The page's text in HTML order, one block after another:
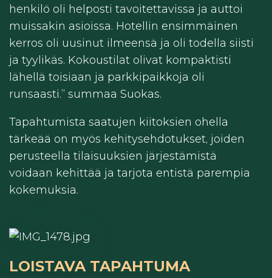
henkilö oli helposti tavoitettavissa ja auttoi
muissakin asioissa. Hotellin ensimmäinen
kerros oli uusinut ilmeensä ja oli todella siisti
ja tyylikäs. Kokoustilat olivat kompaktisti
lähellä toisiaan ja parkkipaikkoja oli
runsaasti.” summaa Suokas.
Tapahtumista saatujen kiitoksien ohella
tärkeää on myös kehitysehdotukset, joiden
perusteella tilaisuuksien järjestämistä
voidaan kehittää ja tarjota entistä parempia
kokemuksia.
LOISTAVA TAPAHTUMA